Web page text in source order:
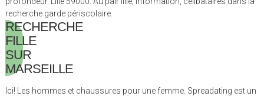
recherche garde périscolaire.
RECHERCHE
FILLE
SUR
MARSEILLE
Ici! Les hommes et chaussures pour une femme. Spreadating est un